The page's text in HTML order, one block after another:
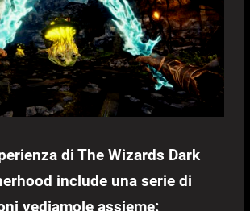
di The Wizards Dark
include una serie di
vediamole assieme: